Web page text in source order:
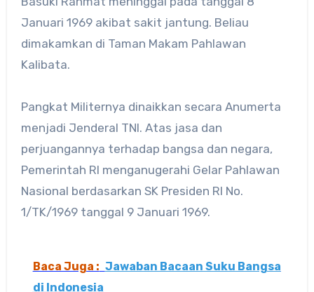
Januari 1969 akibat sakit jantung. Beliau
dimakamkan di Taman Makam Pahlawan
Kalibata.
Pangkat Militernya dinaikkan secara Anumerta
menjadi Jenderal TNI. Atas jasa dan
perjuangannya terhadap bangsa dan negara,
Pemerintah RI menganugerahi Gelar Pahlawan
Nasional berdasarkan SK Presiden RI No.
1/TK/1969 tanggal 9 Januari 1969.
Baca Juga : Jawaban Bacaan Suku Bangsa
di Indonesia